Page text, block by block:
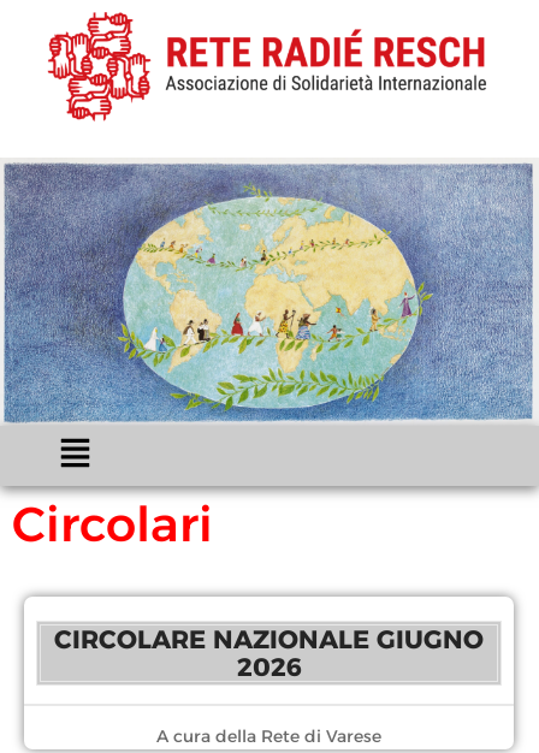
Circolari
CIRCOLARE NAZIONALE GIUGNO
2026
A cura della Rete di Varese